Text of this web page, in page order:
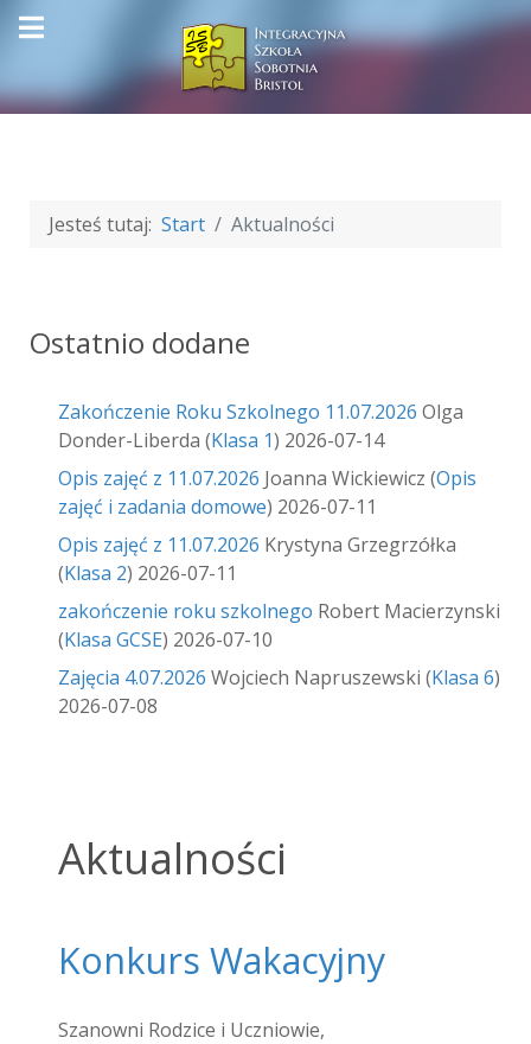
Jesteś tutaj: Start Aktualności
Ostatnio dodane
Zakończenie Roku Szkolnego 11.07.2026 Olga
Donder-Liberda (Klasa 1) 2026-07-14
Opis zajęć z 11.07.2026 Joanna Wickiewicz (Opis
zajęć i zadania domowe) 2026-07-11
Opis zajęć z 11.07.2026 Krystyna Grzegrzółka
(Klasa 2) 2026-07-11
zakończenie roku szkolnego Robert Macierzynski
(Klasa GCSE) 2026-07-10
Zajęcia 4.07.2026 Wojciech Napruszewski (Klasa 6)
2026-07-08
Aktualności
Konkurs Wakacyjny
Szanowni Rodzice i Uczniowie,